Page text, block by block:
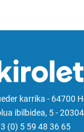
karrika - 64700
ibilbidea, 5 -
(0) 5 59 48 36 65